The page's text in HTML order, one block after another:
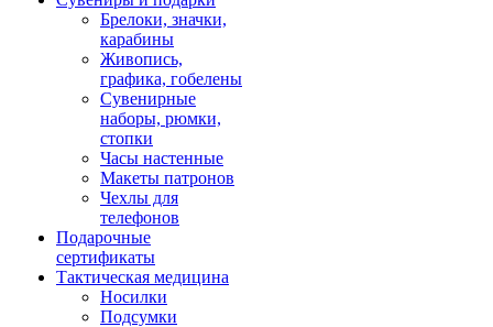
Брелоки, значки,
карабины
Живопись,
графика, гобелены
Сувенирные
наборы, рюмки,
стопки
Часы настенные
Макеты патронов
Чехлы для
телефонов
Подарочные
сертификаты
Тактическая медицина
Носилки
Подсумки